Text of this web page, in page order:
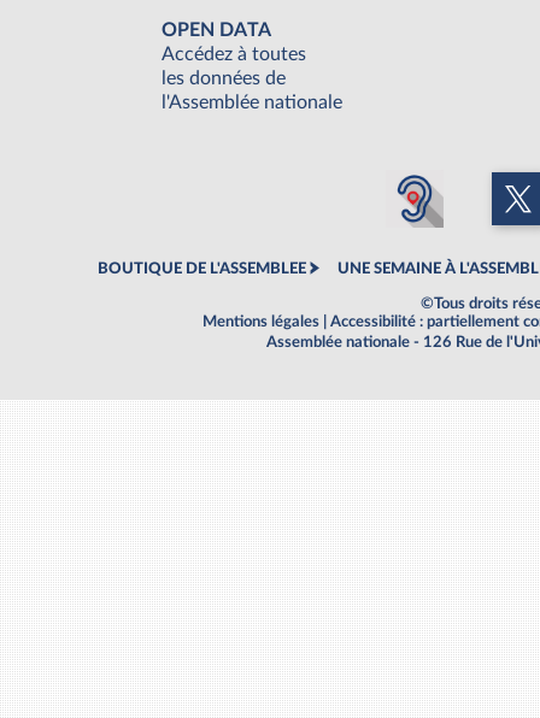
OPEN DATA
Accédez à toutes
les données de
l'Assemblée nationale
BOUTIQUE DE L'ASSEMBLEE UNE SEMAINE À
©Tous droits
Mentions légales
Accessibilité : partiellement
Assemblée nationale - 126 Rue de